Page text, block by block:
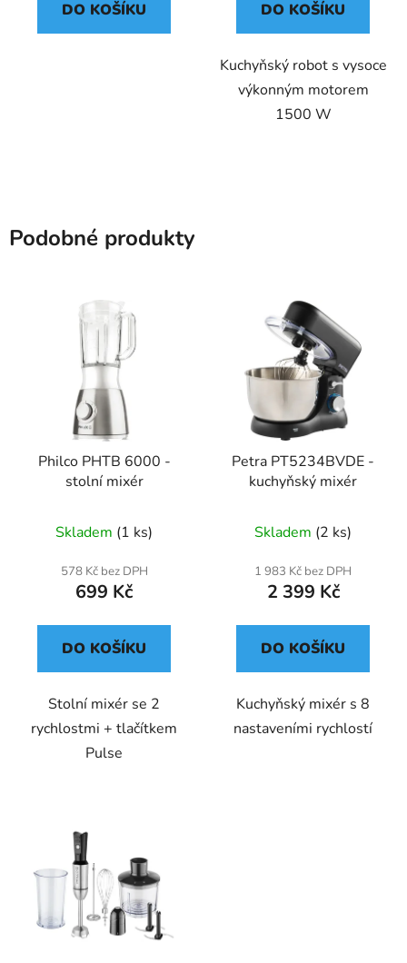
DO KOŠÍKU DO KOŠÍKU
Kuchyňský robot s vysoce
výkonným motorem
1500 W
Podobné produkty
Philco PHTB 6000 -
stolní mixér
Skladem (1 ks)
578 Kč bez DPH
699 Kč
DO KOŠÍKU
Stolní mixér se 2
rychlostmi + tlačítkem
Pulse
Petra PT5234BVDE -
kuchyňský mixér
Skladem (2 ks)
1 983 Kč bez DPH
2 399 Kč
DO KOŠÍKU
Kuchyňský mixér s 8
nastaveními rychlostí